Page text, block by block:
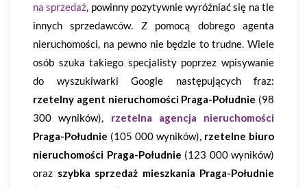
na sprzedaż, powinny pozytywnie wyróżniać się na tle
innych sprzedawców. Z pomocą dobrego agenta
nieruchomości, na pewno nie będzie to trudne. Wiele
osób szuka takiego specjalisty poprzez wpisywanie
do wyszukiwarki Google następujących fraz:
rzetelny agent nieruchomości Praga-Południe (98
300 wyników), rzetelna agencja nieruchomości
Praga-Południe (105 000 wyników), rzetelne biuro
nieruchomości Praga-Południe (123 000 wyników)
oraz szybka sprzedaż mieszkania Praga-Południe